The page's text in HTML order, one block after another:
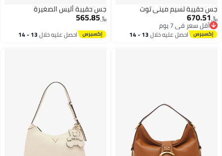
جس حقيبة تسيم ميني توت
﷼‏670.51
أقل سعر في 7 يوم
أقل سعر في 7 يوماحصل عليه خلال 13 - 14
جس حقيبة أليس الصغيرة
﷼‏565.85
احصل عليه خلال 13 - 14